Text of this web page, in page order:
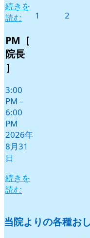
続きを
読む
PM［
院長
］
3:00
PM –
6:00
PM
2026年
8月31
日
続きを
読む
1 2
当院よりの各種お